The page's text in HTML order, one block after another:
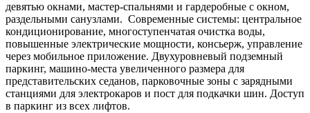
девятью окнами, мастер-спальнями и гардеробные с окном,
раздельными санузлами. Современные системы: центральное
кондиционирование, многоступенчатая очистка воды,
повышенные электрические мощности, консьерж, управление
через мобильное приложение. Двухуровневый подземный
паркинг, машино-места увеличенного размера для
представительских седанов, парковочные зоны с зарядными
станциями для электрокаров и пост для подкачки шин. Доступ
в паркинг из всех лифтов.